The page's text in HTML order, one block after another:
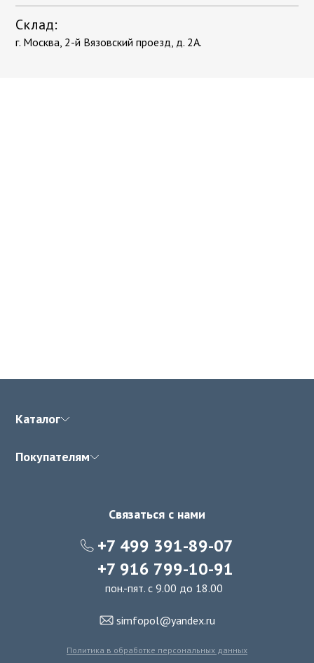
Склад:
г. Москва, 2-й Вязовский проезд, д. 2А.
Каталог
Покупателям
Связаться с нами
+7 499 391-89-07
+7 916 799-10-91
пон.-пят. с 9.00 до 18.00
simfopol@yandex.ru
Политика в обработке персональных данных